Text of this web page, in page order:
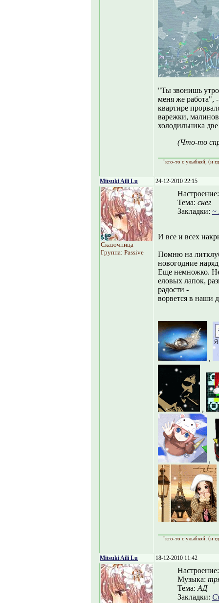
"Ты звонишь
меня же работа",
квартире
варежки,
холодильника
(Что-то
"кто-то с улыбкой, (и
Mitsuki Aili Lu 24-12-2010 22:15
Сказочница
Группа: Passive
Тема: снег
Закладки: ~
И все и всех
Помню на
новогодние
Еще немножко.
еловых лапок,
радости -
ворвется в наши
,
,
,
"кто-то с улыбкой, (и
Mitsuki Aili Lu 18-12-2010 11:42
Музыка:
Тема: АД
Закладки: